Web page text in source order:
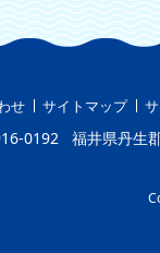
せ サイトマップ
0192 福井県丹生